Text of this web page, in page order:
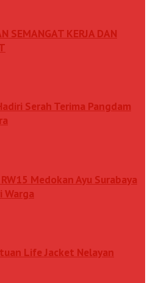
SEMANGAT KERJA DAN
Serah Terima Pangdam
Medokan Ayu Surabaya
Warga
Life Jacket Nelayan